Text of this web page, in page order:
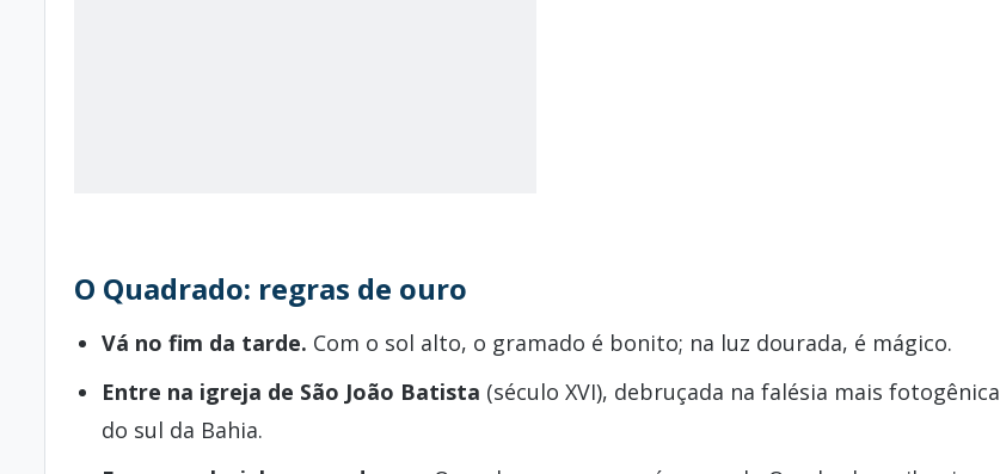
O Quadrado: regras de ouro
Vá no fim da tarde. Com o sol alto, o gramado é bonito; na luz dourada, é mágico.
Entre na igreja de São João Batista (século XVI), debruçada na falésia mais fotogênica
do sul da Bahia.